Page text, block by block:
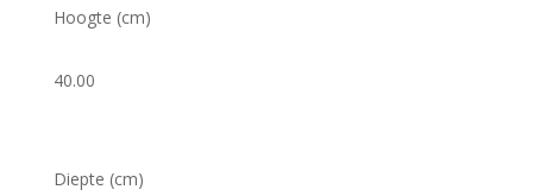
Hoogte (cm)
40.00
Diepte (cm)